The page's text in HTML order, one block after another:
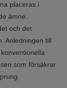
placeras i
ämne.
och det
Anledningen till
som försäkrar